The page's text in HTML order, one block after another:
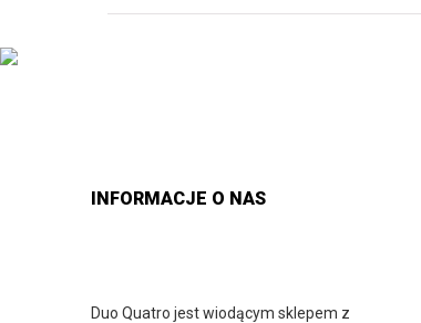
INFORMACJE O NAS
Duo Quatro jest wiodącym sklepem z